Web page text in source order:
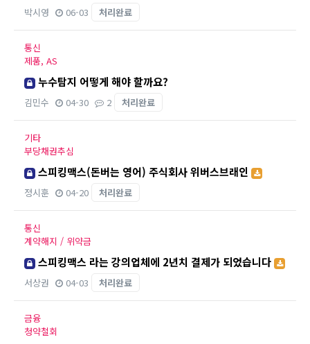
박시영 06-03 처리완료
통신
제품, AS
누수탐지 어떻게 해야 할까요?
김민수 04-30 2 처리완료
기타
부당채권추심
스피킹맥스(돈버는 영어) 주식회사 위버스브래인
정시훈 04-20 처리완료
통신
계약해지 / 위약금
스피킹맥스 라는 강의업체에 2년치 결제가 되었습니다
서상권 04-03 처리완료
금융
청약철회